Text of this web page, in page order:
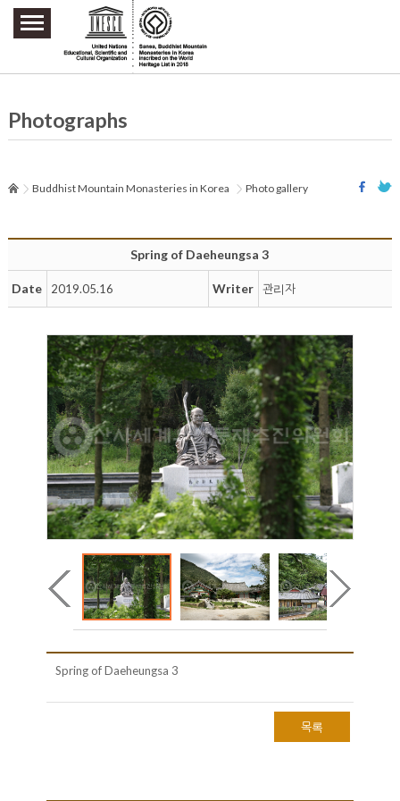
주요메뉴 바로가기
본문 바로가기
하단메뉴 바로가기
Photographs
Buddhist Mountain Monasteries in Korea Photo gallery
Spring of Daeheungsa 3
Date 2019.05.16 Writer 관리자
Spring of Daeheungsa 3
목록